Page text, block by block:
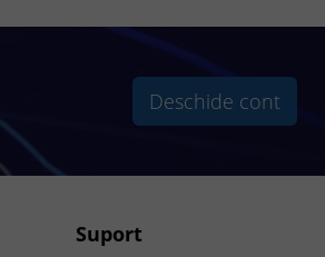
Deschide cont
Suport